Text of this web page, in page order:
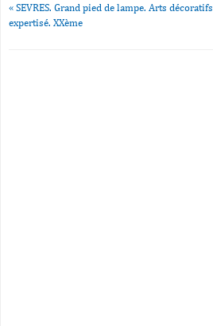
« SEVRES. Grand pied de lampe. Arts décoratifs
expertisé. XXème